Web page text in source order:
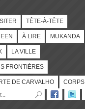
TÊTE-À-TÊTE
À LIRE MUKANDA
LA VILLE
FRONTIÈRES
DE CARVALHO CORPS